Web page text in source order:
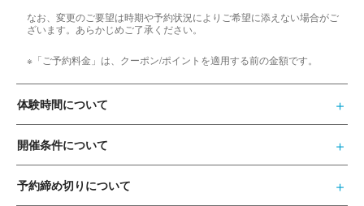
なお、変更のご要望は時期や予約状況によりご希望に添えない場合がご
ざいます。あらかじめご了承ください。
※「ご予約料金」は、クーポン/ポイントを適用する前の金額です。
体験時間について
開催条件について
予約締め切りについて